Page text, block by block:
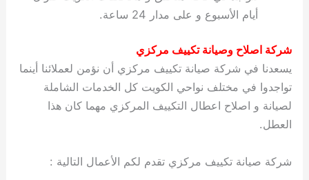
أيام الأسبوع و على مدار 24 ساعة.
شركة اصلاح وصيانة تكييف مركزي
يسعدنا في شركة صيانة تكييف مركزي أن نؤمن لعملائنا أينما
تواجدوا في مختلف نواحي الكويت كل الخدمات الشاملة
لصيانة و اصلاح اعطال التكييف المركزي مهما كان هذا
العطل.
شركة صيانة تكييف مركزي تقدم لكم الأعمال التالية :